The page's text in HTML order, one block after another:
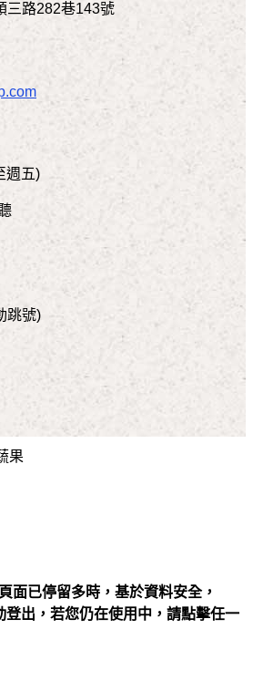
三路282巷143號
週五)
跳號)
果
面已停留多時，基於資料安全，
登出，若您仍在使用中，請點擊任一